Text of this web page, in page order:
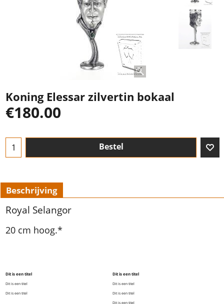
Koning Elessar zilvertin bokaal
€180.00
Bestel
Beschrijving
Royal Selangor
20 cm hoog.*
Dit is een titel
Dit is een titel
Dit is een titel
Dit is een titel
Dit is een titel
Dit is een titel
Dit is een titel